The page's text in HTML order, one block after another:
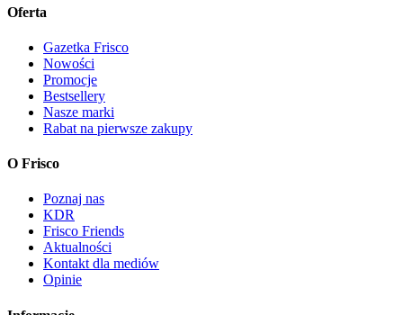
Oferta
Gazetka Frisco
Nowości
Promocje
Bestsellery
Nasze marki
Rabat na pierwsze zakupy
O Frisco
Poznaj nas
KDR
Frisco Friends
Aktualności
Kontakt dla mediów
Opinie